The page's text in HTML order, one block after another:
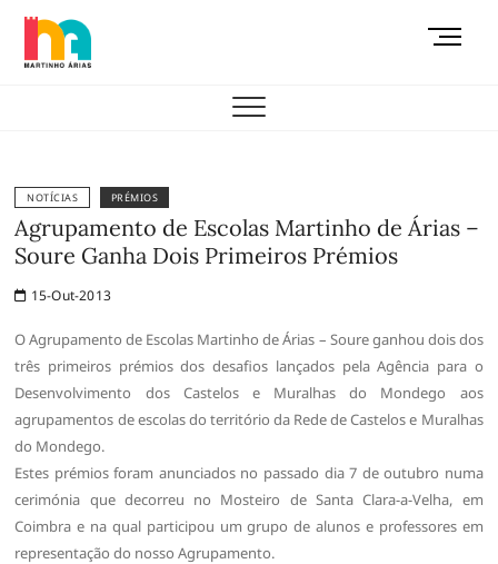
Skip
content
M
t
NOTÍCIAS PRÉMIOS
Agrupamento de Escolas Martinho de Árias –
Soure Ganha Dois Primeiros Prémios
15-Out-2013
O Agrupamento de Escolas Martinho de Árias – Soure ganhou dois dos
três primeiros prémios dos desafios lançados pela Agência para o
Desenvolvimento dos Castelos e Muralhas do Mondego aos
agrupamentos de escolas do território da Rede de Castelos e Muralhas
do Mondego.
Estes prémios foram anunciados no passado dia 7 de outubro numa
cerimónia que decorreu no Mosteiro de Santa Clara-a-Velha, em
Coimbra e na qual participou um grupo de alunos e professores em
representação do nosso Agrupamento.